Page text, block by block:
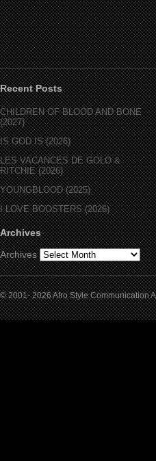
Recent Posts
CHILDREN OF BLOOD AND BONE
(2027)
IS GOD IS (2026)
LES VACANCES DE GOLO &
RITCHIE (2026)
YOUNGBLOOD (2025)
I LOVE BOOSTERS (2026)
Archives
Archives
© 2001- 2026 Afro Style Communication